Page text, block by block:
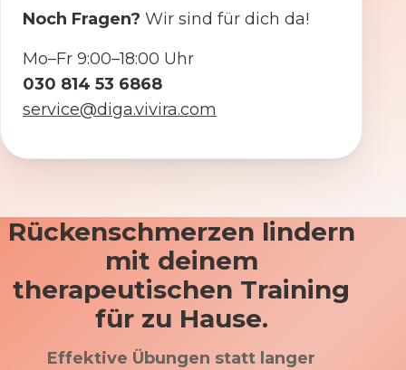
Noch Fragen? Wir sind für dich da!
Mo–Fr 9:00–18:00 Uhr
030 814 53 6868
service@diga.vivira.com
Rückenschmerzen lindern
mit deinem
therapeutischen Training
für zu Hause.
Effektive Übungen statt langer